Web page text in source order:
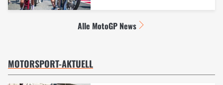
Alle MotoGP News
MOTORSPORT-AKTUELL